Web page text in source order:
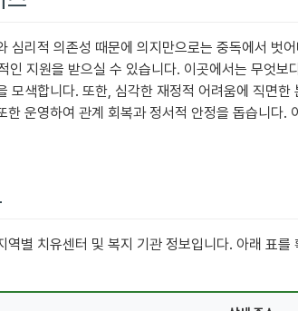
리적 의존성 때문에 의지만으로는 중독에서 벗
인 지원을 받으실 수 있습니다. 이곳에서는 무엇보
색합니다. 또한, 심각한 재정적 어려움에 직면한
한 운영하여 관계 회복과 정서적 안정을 돕습니다.
별 치유센터 및 복지 기관 정보입니다. 아래 표를